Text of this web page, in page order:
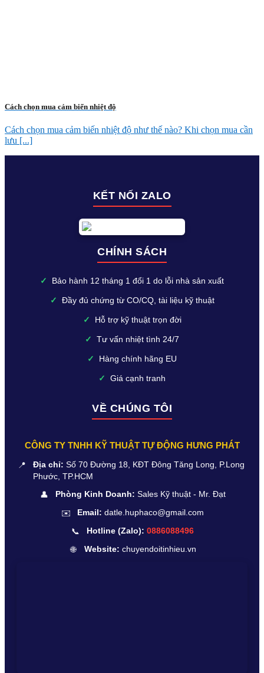
Cách chọn mua cảm biến nhiệt độ
Cách chọn mua cảm biến nhiệt độ như thế nào? Khi chọn mua cần
lưu [...]
KẾT NỐI ZALO
CHÍNH SÁCH
✓ Bảo hành 12 tháng 1 đổi 1 do lỗi nhà sản xuất
✓ Đầy đủ chứng từ CO/CQ, tài liệu kỹ thuật
✓ Hỗ trợ kỹ thuật trọn đời
✓ Tư vấn nhiệt tình 24/7
✓ Hàng chính hãng EU
✓ Giá cạnh tranh
VỀ CHÚNG TÔI
CÔNG TY TNHH KỸ THUẬT TỰ ĐỘNG HƯNG PHÁT
📍 Địa chỉ: Số 70 Đường 18, KĐT Đông Tăng Long, P.Long
Phước, TP.HCM
👤 Phòng Kinh Doanh: Sales Kỹ thuật - Mr. Đạt
✉️ Email: datle.huphaco@gmail.com
📞 Hotline (Zalo): 0886088496
🌐 Website: chuyendoitinhieu.vn